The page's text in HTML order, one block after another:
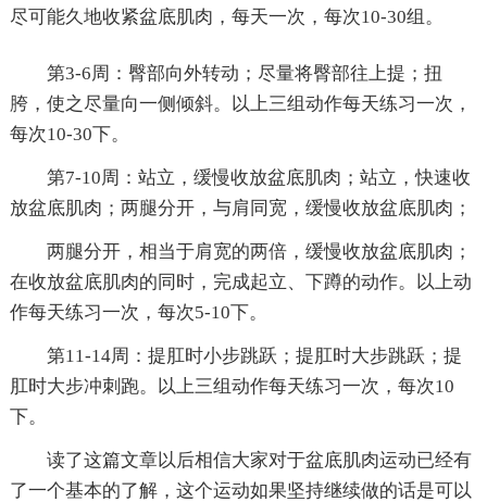
尽可能久地收紧盆底肌肉，每天一次，每次10-30组。
第3-6周：臀部向外转动；尽量将臀部往上提；扭
胯，使之尽量向一侧倾斜。以上三组动作每天练习一次，
每次10-30下。
第7-10周：站立，缓慢收放盆底肌肉；站立，快速收
放盆底肌肉；两腿分开，与肩同宽，缓慢收放盆底肌肉；
两腿分开，相当于肩宽的两倍，缓慢收放盆底肌肉；
在收放盆底肌肉的同时，完成起立、下蹲的动作。以上动
作每天练习一次，每次5-10下。
第11-14周：提肛时小步跳跃；提肛时大步跳跃；提
肛时大步冲刺跑。以上三组动作每天练习一次，每次10
下。
读了这篇文章以后相信大家对于盆底肌肉运动已经有
了一个基本的了解，这个运动如果坚持继续做的话是可以